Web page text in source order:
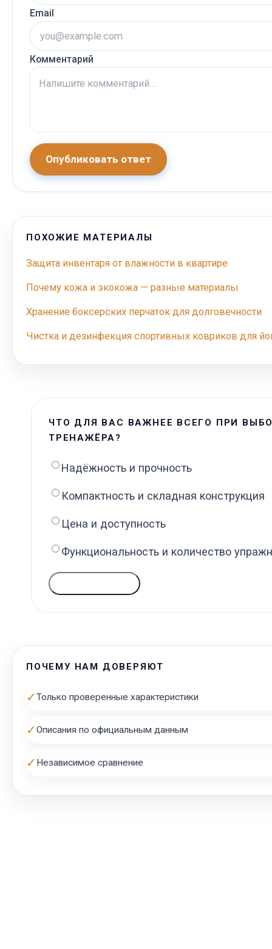
Email
Комментарий
Опубликовать ответ
ПОХОЖИЕ МАТЕРИАЛЫ
Защита инвентаря от влажности в квартире
Почему кожа и экокожа — разные материалы
Хранение боксерских перчаток для долговечности
Чистка и дезинфекция спортивных ковриков для
ЧТО ДЛЯ ВАС ВАЖНЕЕ ВСЕГО ПРИ
ТРЕНАЖЁРА?
Надёжность и прочность
Компактность и складная конструкция
Цена и доступность
Функциональность и количество
ПОЧЕМУ НАМ ДОВЕРЯЮТ
✓Только проверенные характеристики
✓Описания по официальным данным
✓ Независимое сравнение